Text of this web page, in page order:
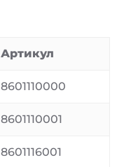
Артикул
8601110000
8601110001
8601116001